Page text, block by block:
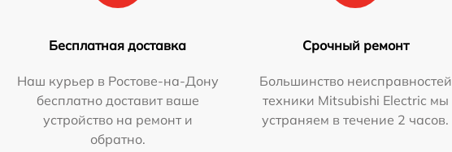
Бесплатная доставка
Наш курьер в Ростове-на-Дону
бесплатно доставит ваше
устройство на ремонт и
обратно.
Срочный ремонт
Большинство неисправностей
техники Mitsubishi Electric мы
устраняем в течение 2 часов.